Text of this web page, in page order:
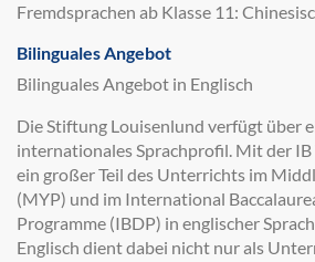
Fremdsprachen ab Klasse 11:
Bilinguales Angebot
Bilinguales Angebot in Englisch
Die Stiftung Louisenlund verfügt über
internationales Sprachprofil. Mit der
ein großer Teil des Unterrichts im
(MYP) und im International
Programme (IBDP) in englischer
Englisch dient dabei nicht nur als